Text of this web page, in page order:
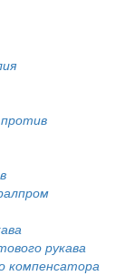
рукава
компенсатора